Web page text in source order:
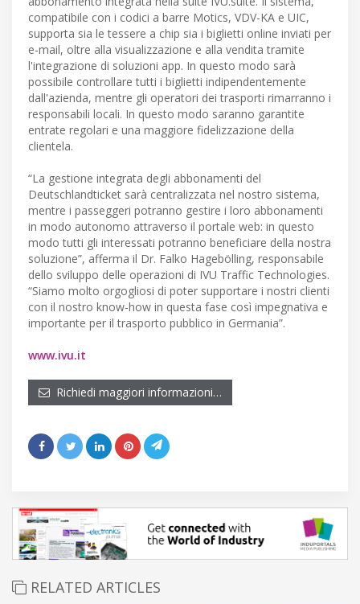
compatibile con i codici a barre Motics, VDV-KA e UIC,
supporta sia le tessere a chip sia i biglietti online inviati per
e-mail, oltre alla visualizzazione e alla vendita tramite
l'integrazione di soluzioni app. In questo modo sarà
possibile controllare tutti i biglietti indipendentemente
dall'azienda, mentre gli operatori dei trasporti rimarranno i
responsabili locali. In questo modo saranno garantite
entrate regolari e una maggiore fidelizzazione della
clientela.
“La gestione integrata degli abbonamenti del
Deutschlandticket sarà centralizzata nel nostro sistema,
mentre i passeggeri potranno gestire i loro abbonamenti
in modo autonomo attraverso il portale web: in questo
modo tutti gli interessati potranno beneficiare della nostra
soluzione”, afferma il Dr. Falko Hagebölling, responsabile
dello sviluppo delle operazioni di IVU Traffic Technologies.
“Siamo molto orgogliosi di poter supportare i nostri clienti
con il nostro know-how in questa fase così impegnativa e
importante per il trasporto pubblico in Germania”.
www.ivu.it
Richiedi maggiori informazioni…
RELATED ARTICLES